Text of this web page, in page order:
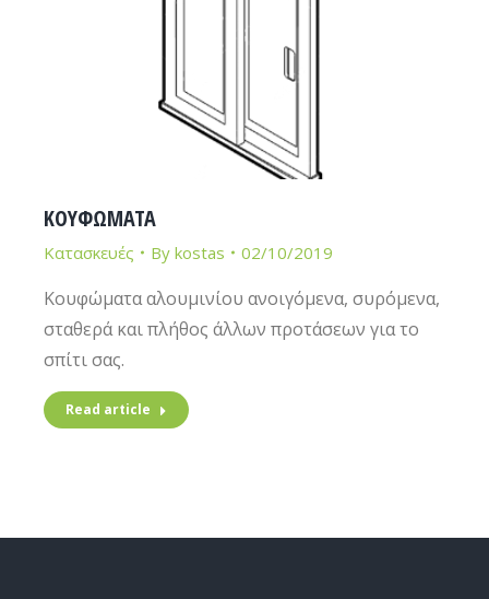
ΚΟΥΦΩΜΑΤΑ
Κατασκευές By kostas 02/10/2019
Κουφώματα αλουμινίου ανοιγόμενα, συρόμενα,
σταθερά και πλήθος άλλων προτάσεων για το
σπίτι σας.
Read article